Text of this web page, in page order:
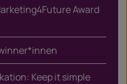
Award
Keep it simple